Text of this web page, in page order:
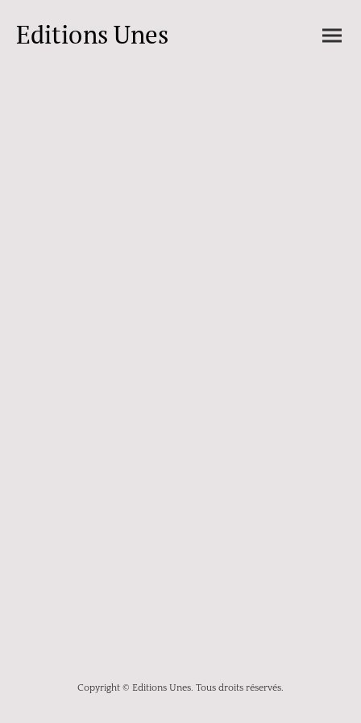
Editions Unes
Copyright © Editions Unes. Tous droits réservés.